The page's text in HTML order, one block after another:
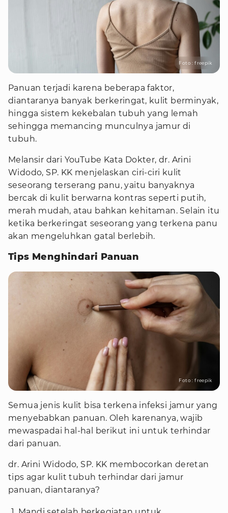
Foto : freepik
Panuan terjadi karena beberapa faktor,
diantaranya banyak berkeringat, kulit berminyak,
hingga sistem kekebalan tubuh yang lemah
sehingga memancing munculnya jamur di
tubuh.
Melansir dari YouTube Kata Dokter, dr. Arini
Widodo, SP. KK menjelaskan ciri-ciri kulit
seseorang terserang panu, yaitu banyaknya
bercak di kulit berwarna kontras seperti putih,
merah mudah, atau bahkan kehitaman. Selain itu
ketika berkeringat seseorang yang terkena panu
akan mengeluhkan gatal berlebih.
Tips Menghindari Panuan
Foto : freepik
Semua jenis kulit bisa terkena infeksi jamur yang
menyebabkan panuan. Oleh karenanya, wajib
mewaspadai hal-hal berikut ini untuk terhindar
dari panuan.
dr. Arini Widodo, SP. KK membocorkan deretan
tips agar kulit tubuh terhindar dari jamur
panuan, diantaranya?